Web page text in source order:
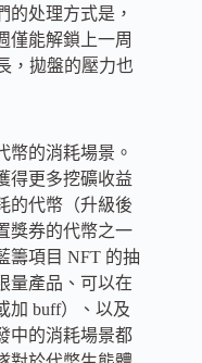
的处理方式是，
僅能解鎖上一周
，拋盤的壓力也
幣的消耗場景。
得更多挖礦收益
的代幣（升級後
獎券的代幣之一
籌項目 NFT 的抽
量產品、可以在
加 buff）、以及
中的消耗場景都